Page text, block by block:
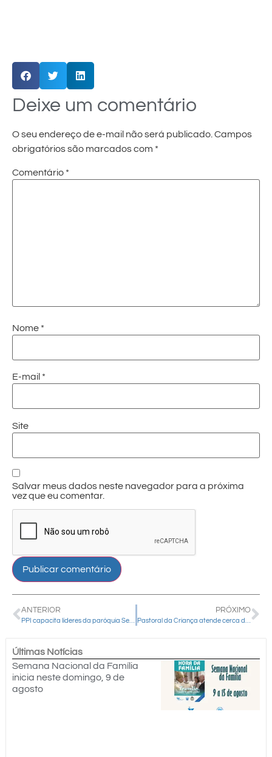
Deixe um comentário
O seu endereço de e-mail não será publicado. Campos
obrigatórios são marcados com *
Comentário *
Nome *
E-mail *
Site
Salvar meus dados neste navegador para a próxima
vez que eu comentar.
ANTERIOR PRÓXIMO
Últimas Notícias
Semana Nacional da Família
inicia neste domingo, 9 de
agosto